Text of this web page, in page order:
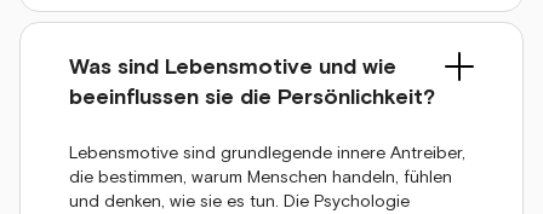
Was sind Lebensmotive und wie
beeinflussen sie die Persönlichkeit?
Lebensmotive sind grundlegende innere Antreiber,
die bestimmen, warum Menschen handeln, fühlen
und denken, wie sie es tun. Die Psychologie